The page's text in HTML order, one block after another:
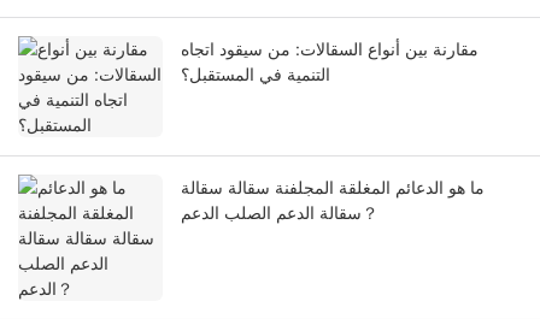
مقارنة بين أنواع السقالات: من سيقود اتجاه
التنمية في المستقبل؟
ما هو الدعائم المغلقة المجلفنة سقالة سقالة
سقالة الدعم الصلب الدعم？